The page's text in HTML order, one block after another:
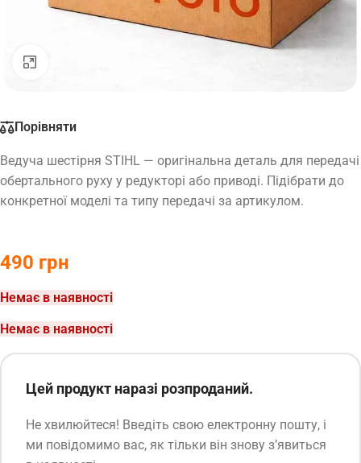
Порівняти
Ведуча шестірня STIHL — оригінальна деталь для передачі
обертального руху у редукторі або приводі. Підібрати до
конкретної моделі та типу передачі за артикулом.
490 грн
Немає в наявності
Немає в наявності
Цей продукт наразі розпроданий.
Не хвилюйтеся! Введіть свою електронну пошту, і
ми повідомимо вас, як тільки він знову з’явиться